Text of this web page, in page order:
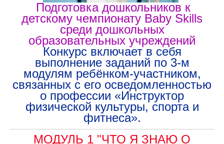
Подготовка дошкольников к
детскому чемпионату Baby Skills
среди дошкольных
образовательных учреждений
Конкурс включает в себя
выполнение заданий по 3-м
модулям ребёнком-участником,
связанных с его осведомленностью
о профессии «Инструктор
физической культуры, спорта и
фитнеса».
МОДУЛЬ 1 "ЧТО Я ЗНАЮ О